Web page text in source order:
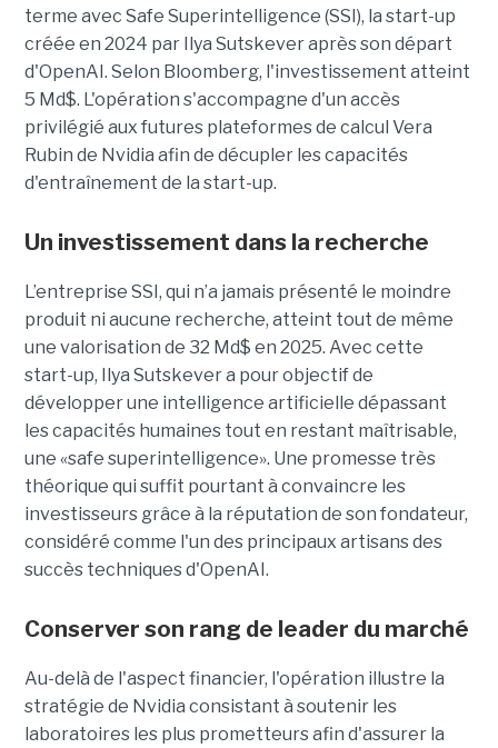
terme avec Safe Superintelligence (SSI), la start-up
créée en 2024 par Ilya Sutskever après son départ
d'OpenAI. Selon Bloomberg, l'investissement atteint
5 Md$. L'opération s'accompagne d'un accès
privilégié aux futures plateformes de calcul Vera
Rubin de Nvidia afin de décupler les capacités
d'entraînement de la start-up.
Un investissement dans la recherche
L’entreprise SSI, qui n’a jamais présenté le moindre
produit ni aucune recherche, atteint tout de même
une valorisation de 32 Md$ en 2025. Avec cette
start-up, Ilya Sutskever a pour objectif de
développer une intelligence artificielle dépassant
les capacités humaines tout en restant maîtrisable,
une «safe superintelligence». Une promesse très
théorique qui suffit pourtant à convaincre les
investisseurs grâce à la réputation de son fondateur,
considéré comme l'un des principaux artisans des
succès techniques d'OpenAI.
Conserver son rang de leader du marché
Au-delà de l'aspect financier, l'opération illustre la
stratégie de Nvidia consistant à soutenir les
laboratoires les plus prometteurs afin d'assurer la